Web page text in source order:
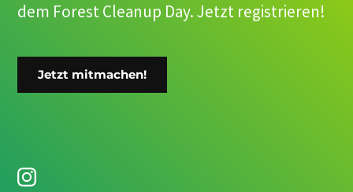
dem Forest Cleanup Day. Jetzt registrieren!
Jetzt mitmachen!